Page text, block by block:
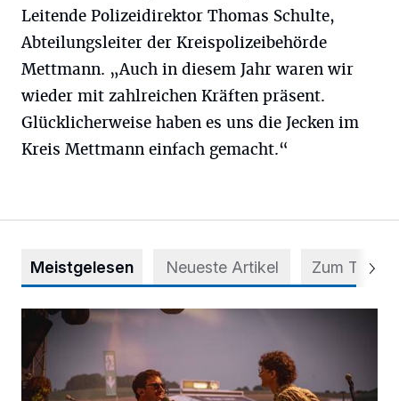
Leitende Polizeidirektor Thomas Schulte,
Abteilungsleiter der Kreispolizeibehörde
Mettmann. „Auch in diesem Jahr waren wir
wieder mit zahlreichen Kräften präsent.
Glücklicherweise haben es uns die Jecken im
Kreis Mettmann einfach gemacht.“
Meistgelesen Neueste Artikel Zum Thema
Mehr als nur ein Festival